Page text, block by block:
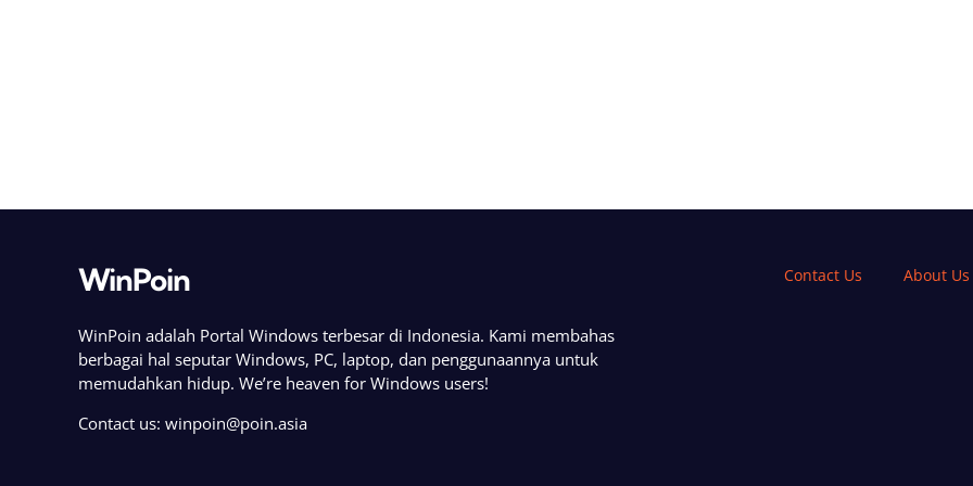
WinPoin
WinPoin adalah Portal Windows terbesar di Indonesia. Kami membahas
berbagai hal seputar Windows, PC, laptop, dan penggunaannya untuk
memudahkan hidup. We’re heaven for Windows users!
Contact us: winpoin@poin.asia
Contact Us About Us